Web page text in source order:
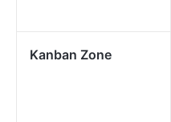
Kanban Zone